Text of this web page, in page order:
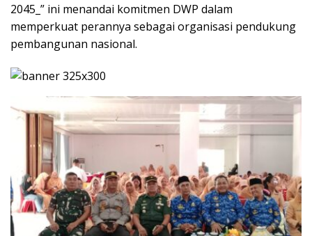
2045_” ini menandai komitmen DWP dalam
memperkuat perannya sebagai organisasi pendukung
pembangunan nasional.